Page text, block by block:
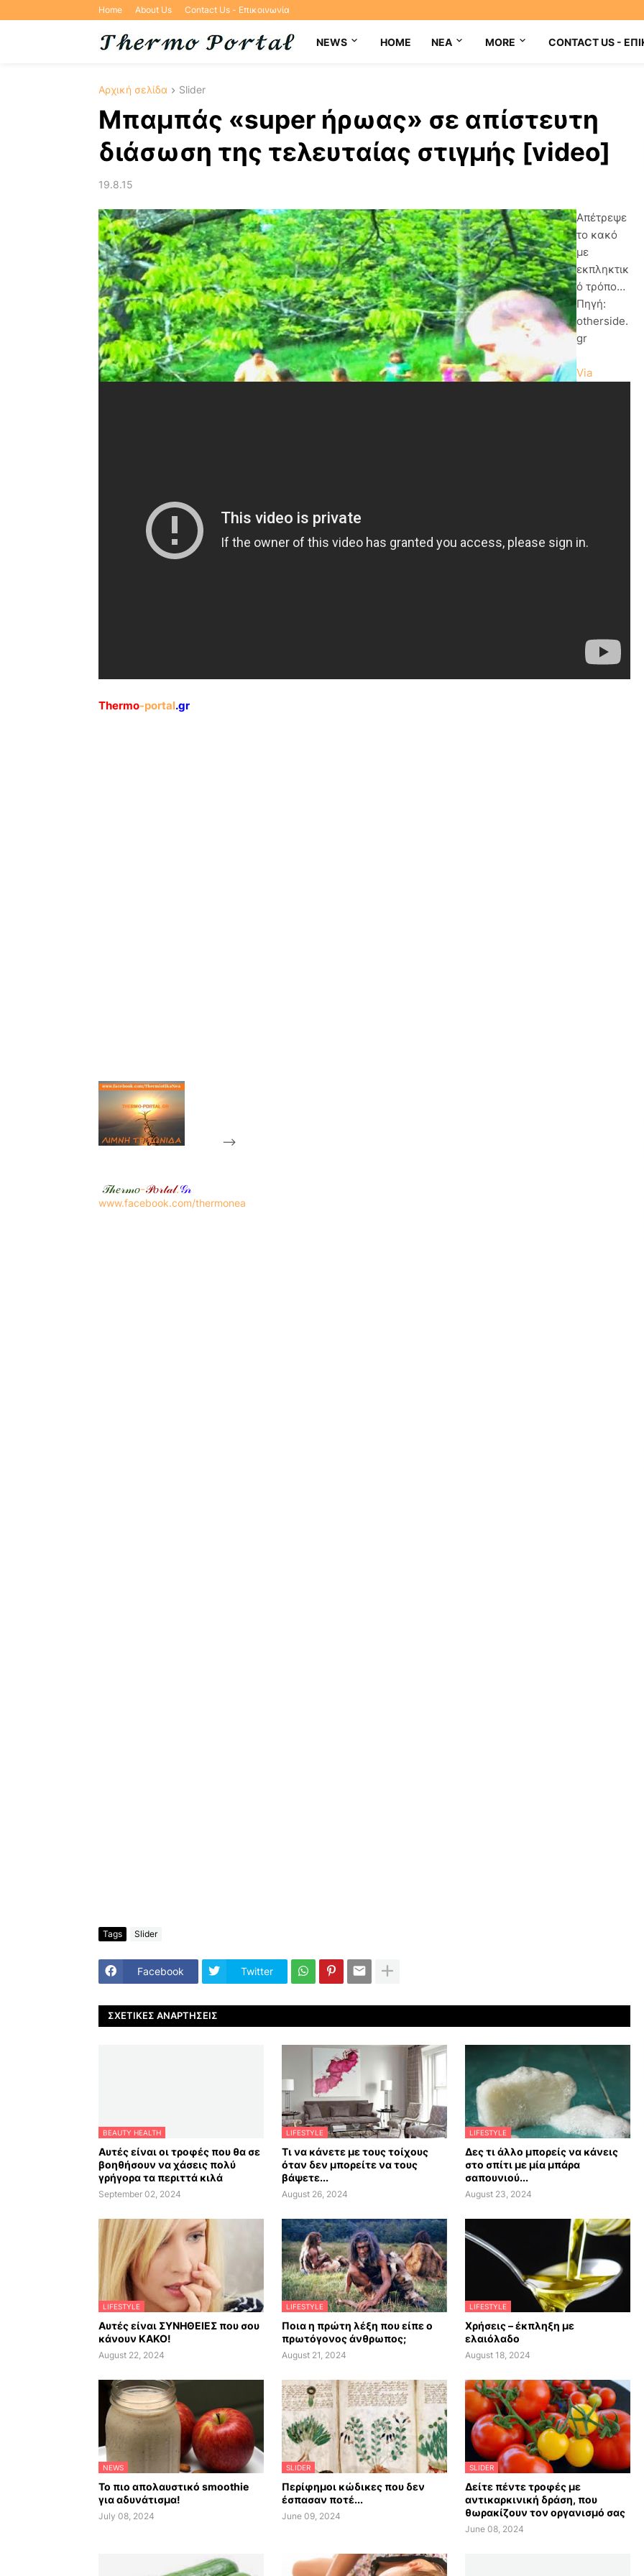
Home About Us Contact Us - Επικοινωνία
NEWS HOME NEA MORE CONTACT US -
Αρχική σελίδα Slider
Μπαμπάς «super ήρωας» σε απίστευτη
διάσωση της τελευταίας στιγμής [video]
19.8.15
Απέτρεψε
το κακό
με
εκπληκτικ
ό τρόπο…
Πηγή:
otherside.
gr
Via
Thermo-portal.gr
-->
𝒯𝒽𝑒𝓇𝓂𝑜-𝒫𝑜𝓇𝓉𝒶𝓁.𝒢𝓇
www.facebook.com/thermonea
Tags Slider
Facebook Twitter
ΣΧΕΤΙΚΈΣ ΑΝΑΡΤΉΣΕΙΣ
BEAUTY HEALTH
Αυτές είναι οι τροφές που θα σε
βοηθήσουν να χάσεις πολύ
γρήγορα τα περιττά κιλά
September 02, 2024
LIFESTYLE
Τι να κάνετε με τους τοίχους
όταν δεν μπορείτε να τους
βάψετε...
August 26, 2024
LIFESTYLE
Δες τι άλλο μπορείς να κάνεις
στο σπίτι με μία μπάρα
σαπουνιού...
August 23, 2024
LIFESTYLE
Αυτές είναι ΣΥΝΗΘΕΙΕΣ που σου
κάνουν ΚΑΚΟ!
August 22, 2024
LIFESTYLE
Ποια η πρώτη λέξη που είπε ο
πρωτόγονος άνθρωπος;
August 21, 2024
LIFESTYLE
Χρήσεις – έκπληξη με
ελαιόλαδο
August 18, 2024
NEWS
Το πιο απολαυστικό smoothie
για αδυνάτισμα!
July 08, 2024
SLIDER
Περίφημοι κώδικες που δεν
έσπασαν ποτέ...
June 09, 2024
SLIDER
Δείτε πέντε τροφές με
αντικαρκινική δράση, που
θωρακίζουν τον οργανισμό σας
June 08, 2024